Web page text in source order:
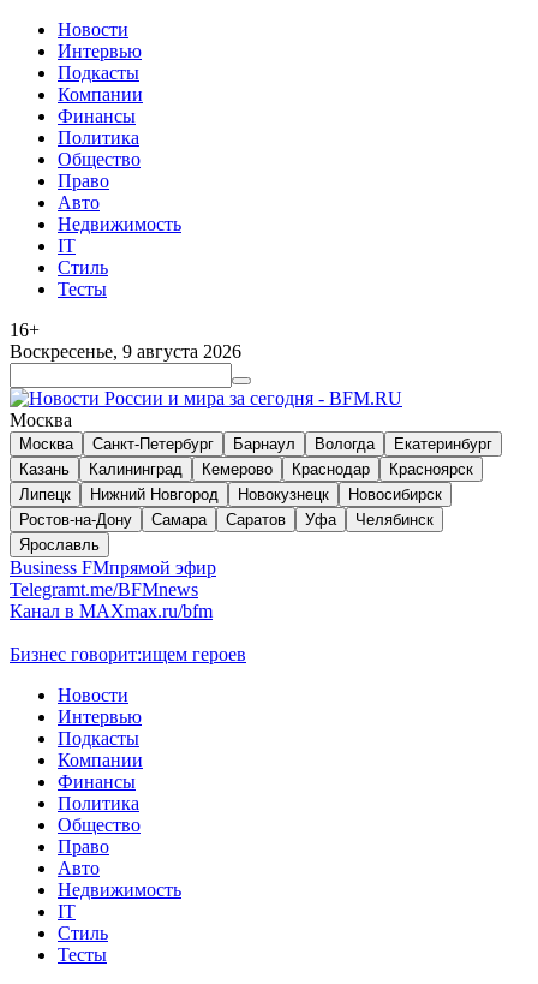
Новости
Интервью
Подкасты
Компании
Финансы
Политика
Общество
Право
Авто
Недвижимость
IT
Стиль
Тесты
16+
Воскресенье, 9 августа 2026
Москва
Москва Санкт-Петербург Барнаул Вологда
Екатеринбург
Казань
Калининград Кемерово Краснодар
Красноярск
Липецк
Нижний Новгород Новокузнецк
Новосибирск
Ростов-на-Дону
Самара Саратов Уфа
Челябинск
Ярославль
Business FMпрямой эфир
Telegramt.me/BFMnews
Канал в MAXmax.ru/bfm
Бизнес говорит:ищем героев
Новости
Интервью
Подкасты
Компании
Финансы
Политика
Общество
Право
Авто
Недвижимость
IT
Стиль
Тесты